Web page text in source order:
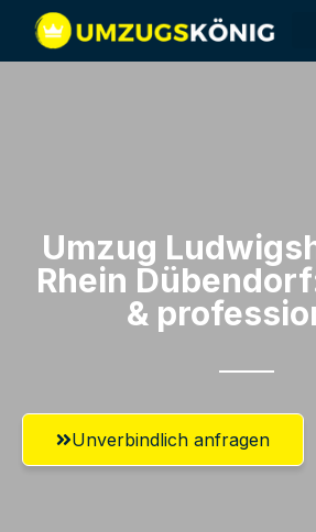
Umzug
Rhein​
&
Unverbindlich anfragen